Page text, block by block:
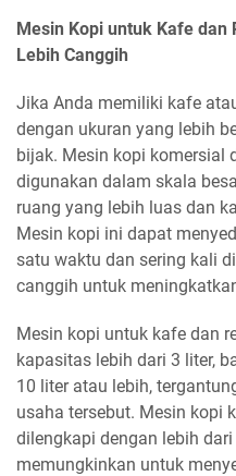
Mesin Kopi untuk Kafe dan
Lebih Canggih
Jika Anda memiliki kafe
dengan ukuran yang lebih
bijak. Mesin kopi komersial
digunakan dalam skala
ruang yang lebih luas dan
Mesin kopi ini dapat
satu waktu dan sering kali
canggih untuk
Mesin kopi untuk kafe dan
kapasitas lebih dari 3 liter,
10 liter atau lebih,
usaha tersebut. Mesin kopi
dilengkapi dengan lebih
memungkinkan untuk